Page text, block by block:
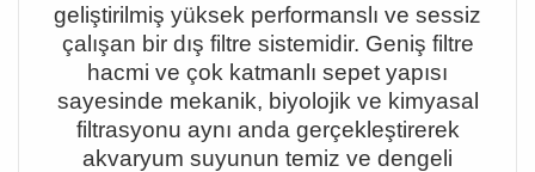
geliştirilmiş yüksek performanslı ve sessiz
çalışan bir dış filtre sistemidir. Geniş filtre
hacmi ve çok katmanlı sepet yapısı
sayesinde mekanik, biyolojik ve kimyasal
filtrasyonu aynı anda gerçekleştirerek
akvaryum suyunun temiz ve dengeli